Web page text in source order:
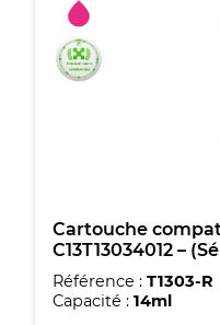
C13T13044012
-
(Série
cerf)
Cartouche
C13T13034012 –
Référence : T1303-R
Capacité : 14ml